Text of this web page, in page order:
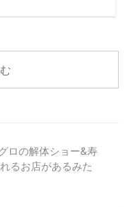
ロの解体ショー&寿
るお店があるみた